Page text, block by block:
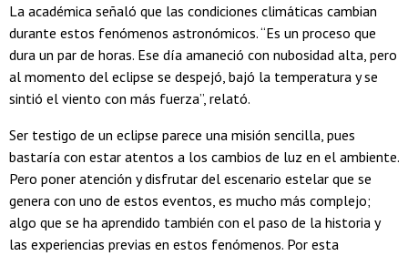
La académica señaló que las condiciones climáticas cambian
durante estos fenómenos astronómicos. “Es un proceso que
dura un par de horas. Ese día amaneció con nubosidad alta, pero
al momento del eclipse se despejó, bajó la temperatura y se
sintió el viento con más fuerza”, relató.
Ser testigo de un eclipse parece una misión sencilla, pues
bastaría con estar atentos a los cambios de luz en el ambiente.
Pero poner atención y disfrutar del escenario estelar que se
genera con uno de estos eventos, es mucho más complejo;
algo que se ha aprendido también con el paso de la historia y
las experiencias previas en estos fenómenos. Por esta